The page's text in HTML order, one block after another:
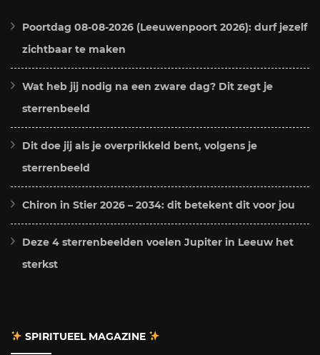
Poortdag 08-08-2026 (Leeuwenpoort 2026): durf jezelf
zichtbaar te maken
Wat heb jij nodig na een zware dag? Dit zegt je
sterrenbeeld
Dit doe jij als je overprikkeld bent, volgens je
sterrenbeeld
Chiron in Stier 2026 – 2034: dit betekent dit voor jou
Deze 4 sterrenbeelden voelen Jupiter in Leeuw het
sterkst
SPIRITUEEL MAGAZINE